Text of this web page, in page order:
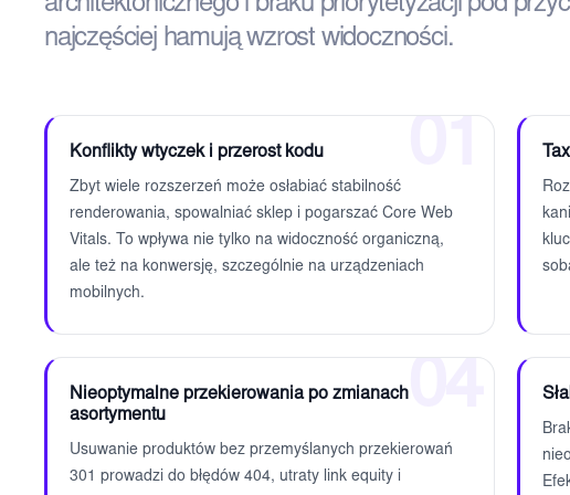
architektonicznego i braku priorytetyzacji pod
najczęściej hamują wzrost widoczności.
Konflikty wtyczek i przerost kodu
Zbyt wiele rozszerzeń może osłabiać stabilność
renderowania, spowalniać sklep i pogarszać Core Web
Vitals. To wpływa nie tylko na widoczność organiczną,
ale też na konwersję, szczególnie na urządzeniach
mobilnych.
04
Nieoptymalne przekierowania po zmianach
asortymentu
Usuwanie produktów bez przemyślanych przekierowań
301 prowadzi do błędów 404, utraty link equity i